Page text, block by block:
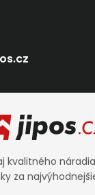
kvalitného
za